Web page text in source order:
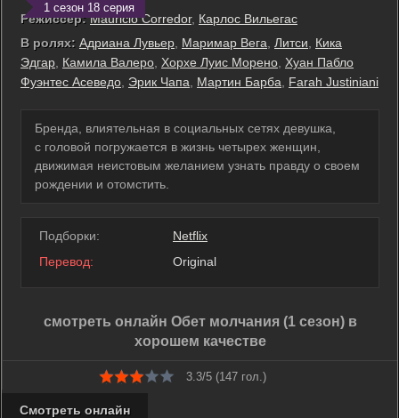
1 сезон 18 серия
Режиссер: Mauricio Corredor, Карлос Вильегас
В ролях: Адриана Лувьер Маримар Вега Литси
Кика
Эдгар Камила Валеро Хорхе Луис Морено Хуан Пабло
Фуэнтес Асеведо Эрик Чапа Мартин Барба Farah Justiniani
Бренда, влиятельная в социальных сетях девушка,
с головой погружается в жизнь четырех женщин,
движимая неистовым желанием узнать правду о своем
рождении и отомстить.
Подборки:
Netflix
Перевод:
Original
смотреть онлайн Обет молчания (1 сезон) в
хорошем качестве
3.3/5 (147гол.)
Смотреть онлайн